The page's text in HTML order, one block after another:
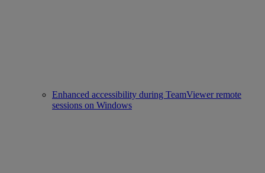
Enhanced accessibility during TeamViewer remote
sessions on Windows